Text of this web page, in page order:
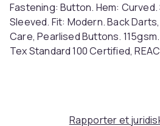
Fastening: Button. Hem:
Sleeved. Fit: Modern. Back
Care, Pearlised Buttons.
Tex Standard 100 Certified,
Rapporter et